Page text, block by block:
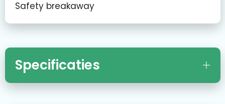
Safety breakaway
Specificaties